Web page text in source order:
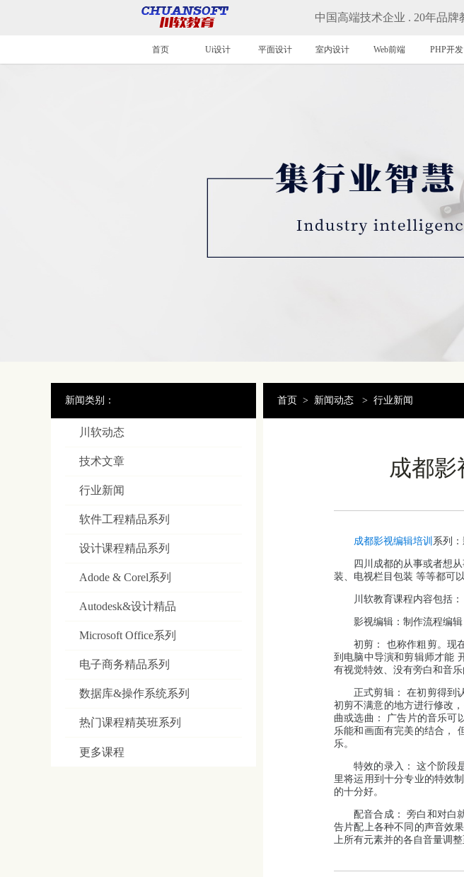
中国高端技术企业 . 20年品
首页 Ui设计 平面设计 室内设计 Web前端 PHP开发
新闻类别：
川软动态
技术文章
行业新闻
软件工程精品系列
设计课程精品系列
Adode & Corel系列
Autodesk&设计精品
Microsoft Office系列
电子商务精品系列
数据库&操作系统系列
热门课程精英班系列
更多课程
首页 > 新闻动态 > 行业新闻
成都
成都影视编辑培训 系列
四川成都的从事或者想
装、电视栏目包装 等等都可
川软教育课程内容包括：
影视编辑：制作流程编
初剪： 也称作粗剪。现
到电脑中导演和剪辑师才能
有视觉特效、没有旁白和音乐
正式剪辑： 在初剪得到
初剪不满意的地方进行修改
曲或选曲： 广告片的音乐可
乐能和画面有完美的结合，
乐。
特效的录入： 这个阶段
里将运用到十分专业的特效
的十分好。
配音合成： 旁白和对白
告片配上各种不同的声音效
上所有元素并的各自音量调